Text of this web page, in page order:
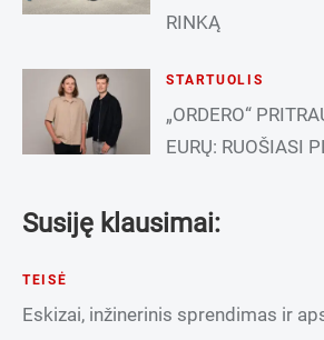
RINKĄ
STARTUOLIS
„ORDERO“
EURŲ: RUOŠIASI
Susiję klausimai:
TEISĖ
Eskizai, inžinerinis sprendimas ir